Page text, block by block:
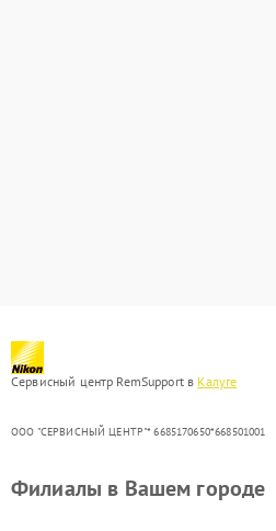
Сервисный центр RemSupport в Калуге
ООО "СЕРВИСНЫЙ ЦЕНТР"* 6685170650*668501001
Филиалы в Вашем городе